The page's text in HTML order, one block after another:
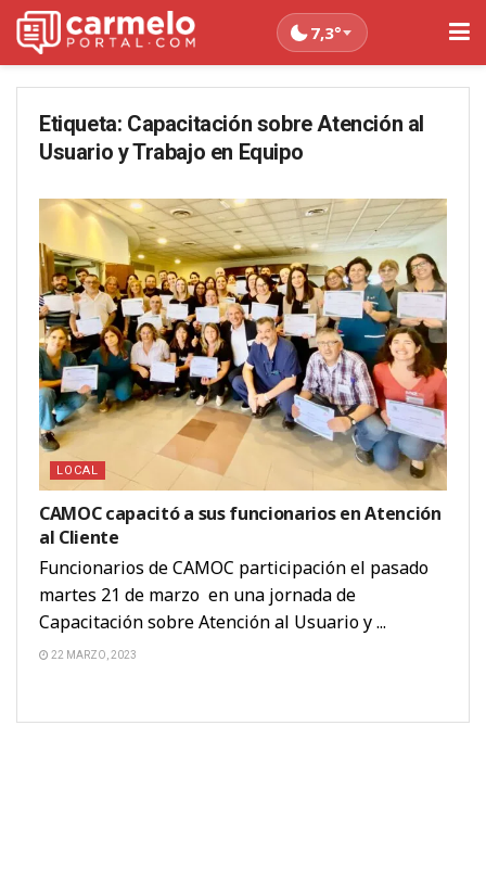
7,3°
Etiqueta: Capacitación sobre Atención al
Usuario y Trabajo en Equipo
LOCAL
CAMOC capacitó a sus funcionarios en Atención
al Cliente
Funcionarios de CAMOC participación el pasado
martes 21 de marzo en una jornada de
Capacitación sobre Atención al Usuario y ...
22 MARZO, 2023